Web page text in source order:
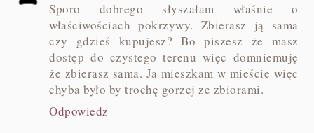
Sporo dobrego słyszałam właśnie o
właściwościach pokrzywy. Zbierasz ją sama
czy gdzieś kupujesz? Bo piszesz że masz
dostęp do czystego terenu więc domniemuję
że zbierasz sama. Ja mieszkam w mieście więc
chyba było by trochę gorzej ze zbiorami.
Odpowiedz